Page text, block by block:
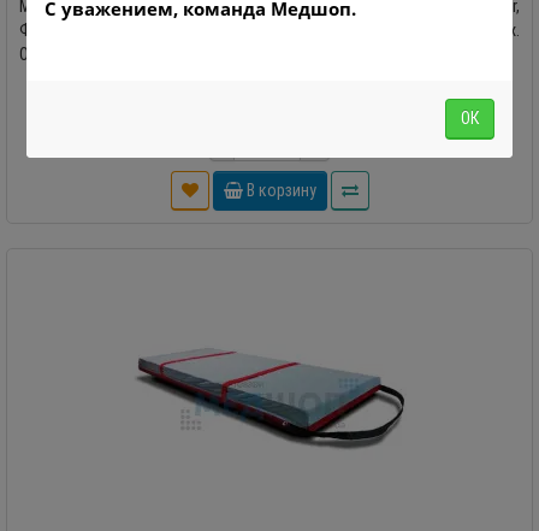
Матрацы для каталок Merivaara AntistaticПроизводство Lojer,
Финляндия Матрацы предназначены для каталок в больницах.
Основание: ..
В корзину
С уважением, команда Медшоп.
ОК